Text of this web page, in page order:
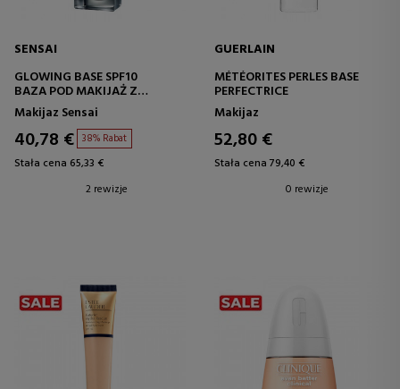
SENSAI
GLOWING BASE SPF10
BAZA POD MAKIJAŻ Z
FILTREM SPF
Makijaz Sensai
40,78 € 38% Rabat
Stała cena 65,33 €
2 rewizje
GUERLAIN
MÉTÉORITES PERLES BASE
PERFECTRICE
Makijaz
52,80 €
Stała cena 79,40 €
0 rewizje